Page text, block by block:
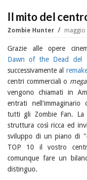
Il mito del
Zombie Hunter maggio
Grazie alle opere
Dawn of the Dead del
successivamente al
centri commerciali o
vengono chiamati in
entrati nell'immaginario
tutti gli Zombie Fan. La
struttura così ricca ed
sviluppo di un piano di
TOP 10 il vostro
comunque fare un
distinguo.